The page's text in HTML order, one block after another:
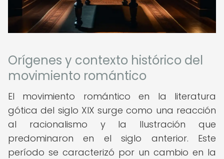
Orígenes y contexto histórico del
movimiento romántico
El movimiento romántico en la literatura
gótica del siglo XIX surge como una reacción
al racionalismo y la Ilustración que
predominaron en el siglo anterior. Este
período se caracterizó por un cambio en la